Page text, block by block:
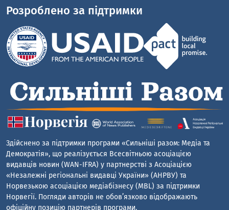
Розроблено за підтримки
Здійснено за підтримки програми «Сильніші разом: Медіа та
Демократія», що реалізується Всесвітньою асоціацією
видавців новин (WAN-IFRA) у партнерстві з Асоціацією
«Незалежні регіональні видавці України» (АНРВУ) та
Норвезькою асоціацією медіабізнесу (MBL) за підтримки
Норвегії. Погляди авторів не обов’язково відображають
офіційну позицію партнерів програми.